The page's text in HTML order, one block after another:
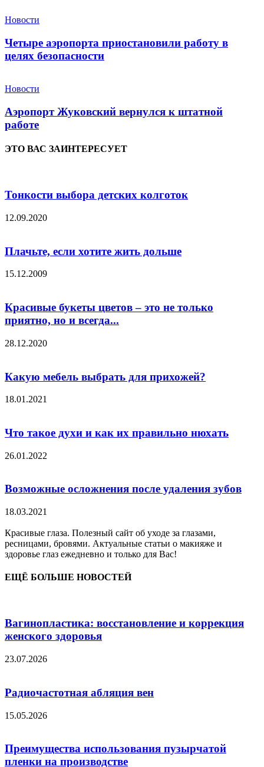
Новости
Четыре аэропорта приостановили работу в
целях безопасности
Новости
Аэропорт Жуковский вернулся к штатной
работе
ЭТО ВАС ЗАИНТЕРЕСУЕТ
Тонкости выбора детских колготок
12.09.2020
Плачьте, если хотите жить дольше
15.12.2009
Красивые букеты цветов – это не только
приятно, но и всегда...
28.12.2020
Какую мебель выбрать для прихожей?
18.01.2021
Что такое духи и как их правильно нюхать
26.01.2022
Возможные осложнения после удаления зубов
18.03.2021
Красивые глаза. Полезный сайт об уходе за глазами,
ресницами, бровями. Актуальные статьи о макияже и
здоровье глаз ежедневно и только для Вас!
ЕЩЁ БОЛЬШЕ НОВОСТЕЙ
Вагинопластика: восстановление и коррекция
женского здоровья
23.07.2026
Радиочастотная абляция вен
15.05.2026
Преимущества использования пузырчатой
пленки на производстве